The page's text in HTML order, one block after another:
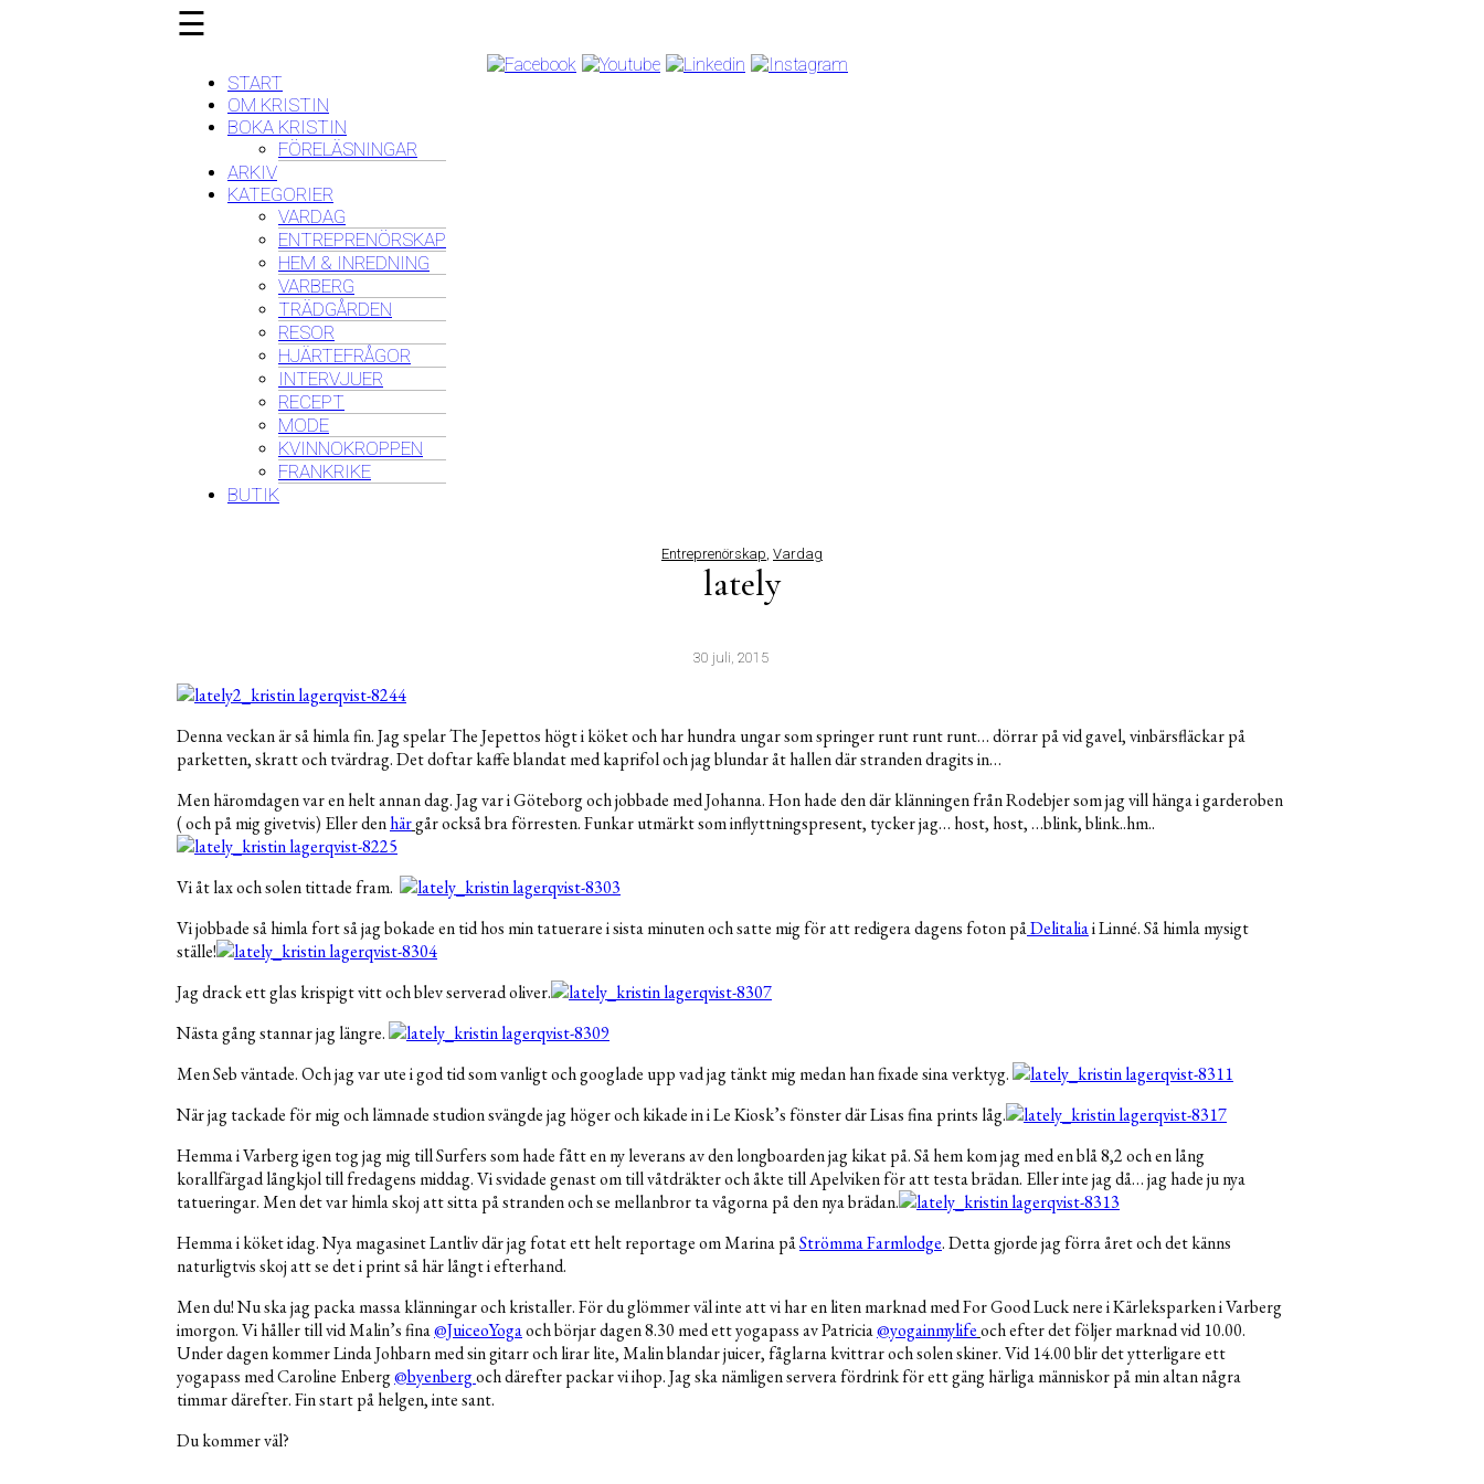
☰
START
OM KRISTIN
BOKA KRISTIN
FÖRELÄSNINGAR
ARKIV
KATEGORIER
VARDAG
ENTREPRENÖRSKAP
HEM & INREDNING
VARBERG
TRÄDGÅRDEN
RESOR
HJÄRTEFRÅGOR
INTERVJUER
RECEPT
MODE
KVINNOKROPPEN
FRANKRIKE
BUTIK
Entreprenörskap, Vardag
lately
30 juli, 2015
Denna veckan är så himla fin. Jag spelar The Jepettos högt i köket och har hundra ungar som springer runt runt runt… dörrar på vid gavel, vinbärsfläckar på
parketten, skratt och tvärdrag. Det doftar kaffe blandat med kaprifol och jag blundar åt hallen där stranden dragits in…
Men häromdagen var en helt annan dag. Jag var i Göteborg och jobbade med Johanna. Hon hade den där klänningen från Rodebjer som jag vill hänga i garderoben
( och på mig givetvis) Eller denhärgår också bra förresten. Funkar utmärkt som inflyttningspresent, tycker jag… host, host, …blink, blink..hm..
Vi åt lax och solen tittade fram.
Vi jobbade så himla fort så jag bokade en tid hos min tatuerare i sista minuten och satte mig för att redigera dagens foton påDelitaliai Linné. Så himla mysigt
ställe!
Jag drack ett glas krispigt vitt och blev serverad oliver.
Nästa gång stannar jag längre.
Men Seb väntade. Och jag var ute i god tid som vanligt och googlade upp vad jag tänkt mig medan han fixade sina verktyg.
När jag tackade för mig och lämnade studion svängde jag höger och kikade in i Le Kiosk’s fönster där Lisas fina prints låg.
Hemma i Varberg igen tog jag mig till Surfers som hade fått en ny leverans av den longboarden jag kikat på. Så hem kom jag med en blå 8,2 och en lång
korallfärgad långkjol till fredagens middag. Vi svidade genast om till våtdräkter och åkte till Apelviken för att testa brädan. Eller inte jag då… jag hade ju nya
tatueringar. Men det var himla skoj att sitta på stranden och se mellanbror ta vågorna på den nya brädan.
Hemma i köket idag. Nya magasinet Lantliv där jag fotat ett helt reportage om Marina påStrömma Farmlodge. Detta gjorde jag förra året och det känns
naturligtvis skoj att se det i print så här långt i efterhand.
Men du! Nu ska jag packa massa klänningar och kristaller. För du glömmer väl inte att vi har en liten marknad med For Good Luck nere i Kärleksparken i Varberg
imorgon. Vi håller till vid Malin’s fina@JuiceoYogaoch börjar dagen 8.30 med ett yogapass av Patricia@yogainmylifeoch efter det följer marknad vid 10.00.
Under dagen kommer Linda Johbarn med sin gitarr och lirar lite, Malin blandar juicer, fåglarna kvittrar och solen skiner. Vid 14.00 blir det ytterligare ett
yogapass med Caroline Enberg@byenbergoch därefter packar vi ihop. Jag ska nämligen servera fördrink för ett gäng härliga människor på min altan några
timmar därefter. Fin start på helgen, inte sant.
Du kommer väl?